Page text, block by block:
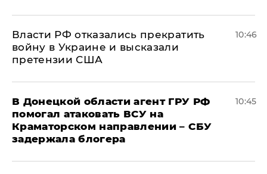
Власти РФ отказались прекратить
войну в Украине и высказали
претензии США
10:46
В Донецкой области агент ГРУ РФ
помогал атаковать ВСУ на
Краматорском направлении – СБУ
задержала блогера
10:45